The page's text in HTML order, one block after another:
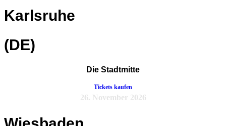
Karlsruhe
(DE)
Die Stadtmitte
Tickets kaufen
26. November 2026